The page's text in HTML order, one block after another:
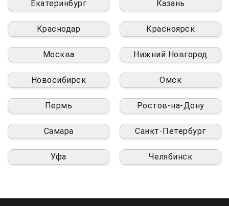
Екатеринбург Казань
Краснодар Красноярск
Москва Нижний Новгород
Новосибирск Омск
Пермь Ростов-на-Дону
Самара Санкт-Петербург
Уфа Челябинск